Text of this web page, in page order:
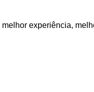
experiência,
CNPJ 27.497.684/